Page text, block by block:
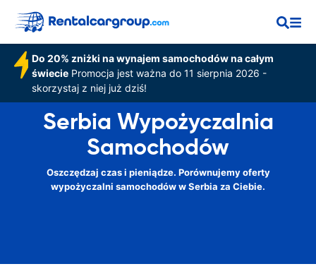
Do 20% zniżki na wynajem samochodów na całym
świeciePromocja jest ważna do 11 sierpnia 2026 -
skorzystaj z niej już dziś!
Serbia Wypożyczalnia
Samochodów
Oszczędzaj czas i pieniądze. Porównujemy oferty
wypożyczalni samochodów w Serbia za Ciebie.